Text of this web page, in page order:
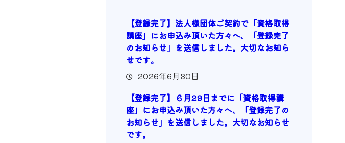
【登録完了】法人様団体ご契約で「資格取得
講座」にお申込み頂いた方々へ、「登録完了
のお知らせ」を送信しました。大切なお知ら
せです。
2026年6月30日
【登録完了】６月29日までに「資格取得講
座」にお申込み頂いた方々へ、「登録完了の
お知らせ」を送信しました。大切なお知らせ
です。